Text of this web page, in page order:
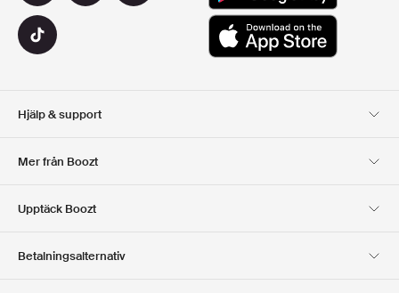
Hjälp & support
Mer från Boozt
Club Boozt
Upptäck Boozt
Betalningsalternativ